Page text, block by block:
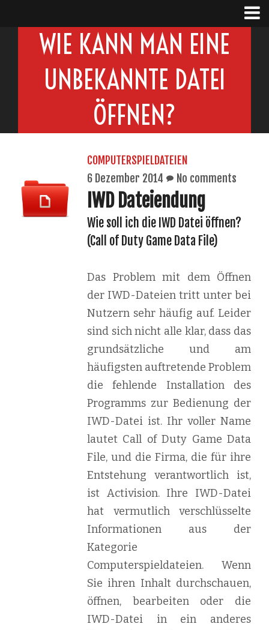
WIE KANN MAN EINE
UNBEKANNTE DATEI
ÖFFNEN?
COMPUTERSPIELDATEIEN
6 Dezember 2014
No comments
IWD Dateiendung
Wie soll ich die IWD Datei öffnen?
(Call of Duty Game Data File)
Das Problem mit dem Öffnen
der IWD-Dateien tritt unter bei
Nutzern sehr häufig auf. Leider
sind sich nicht alle klar, dass das
grundsätzliche und am
häufigsten auftretende Problem
die fehlende Installation des
Programms zur Bedienung der
IWD-Datei ist. Ihr voller Name
lautet Call of Duty Game Data
File, und die Firma, die für ihre
Entstehung verantwortlich ist,
ist Activision. Ihre IWD-Datei
hat vermutlich verschlüsselte
Informationen aus der
Kategorie
Computerspieldateien. Wenn
Sie ihren Inhalt durchschauen,
öffnen, bearbeiten oder die
IWD-Datei in ein anderes